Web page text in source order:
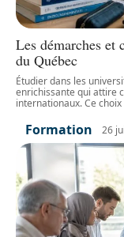
Les démarches et
du Québec
Étudier dans les
enrichissante qui attire
internationaux. Ce
Formation 26